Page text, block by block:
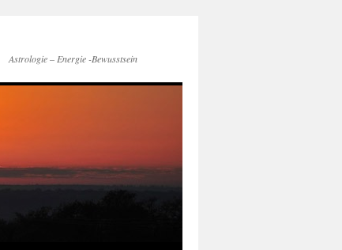
Astrologie – Energie -Bewusstsein